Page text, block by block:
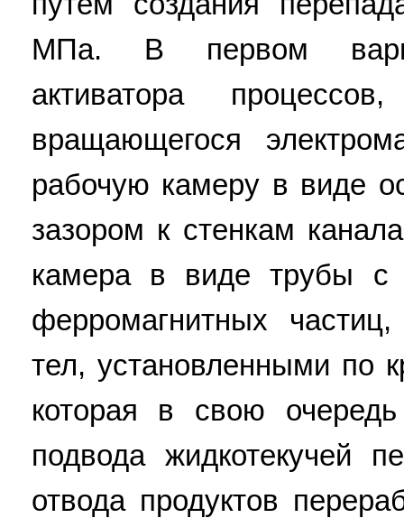
МПа. В первом
активатора
вращающегося
рабочую камеру в виде
зазором к стенкам
камера в виде трубы с
ферромагнитных
тел, установленными по
которая в свою
подвода жидкотекучей
отвода продуктов